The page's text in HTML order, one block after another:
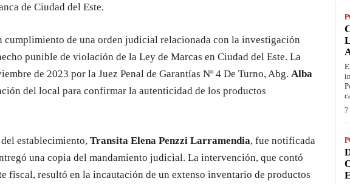
de Ciudad del Este.
cumplimiento de una orden judicial relacionada con la investigación
punible de violación de la Ley de Marcas en Ciudad del Este. La
de 2023 por la Juez Penal de Garantías Nº 4 De Turno, Abg. Alba
del local para confirmar la autenticidad de los productos
establecimiento, Transita Elena Penzzi Larramendia, fue notificada
una copia del mandamiento judicial. La intervención, que contó
fiscal, resultó en la incautación de un extenso inventario de productos
7